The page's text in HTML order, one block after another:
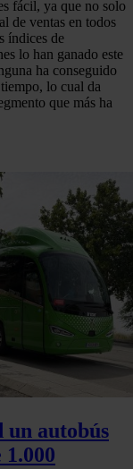
fácil, ya que no solo
de ventas en todos
índices de
lo han ganado este
ha conseguido
lo cual da
que más ha
un autobús
1.000